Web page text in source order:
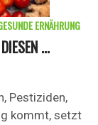
...
Pestiziden,
kommt, setzt
ERNÄHRUNG